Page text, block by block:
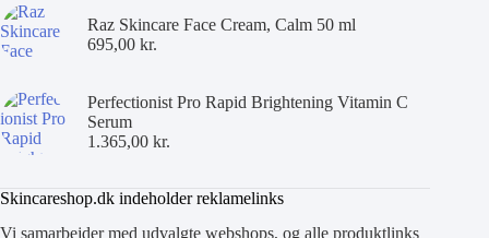
Raz Skincare Face Cream, Calm 50 ml
695,00 kr.
Perfectionist Pro Rapid Brightening Vitamin C
Serum
1.365,00 kr.
Skincareshop.dk indeholder reklamelinks
Vi samarbejder med udvalgte webshops, og alle produktlinks